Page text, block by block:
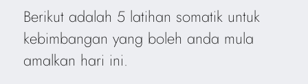
Berikut adalah 5 latihan somatik untuk
kebimbangan yang boleh anda mula
amalkan hari ini.